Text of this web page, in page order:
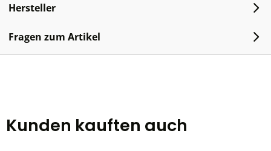
Hersteller
Fragen zum Artikel
Kunden kauften auch